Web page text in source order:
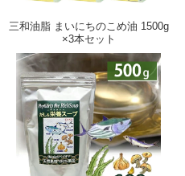
三和油脂 まいにちのこめ油 1500g
×3本セット